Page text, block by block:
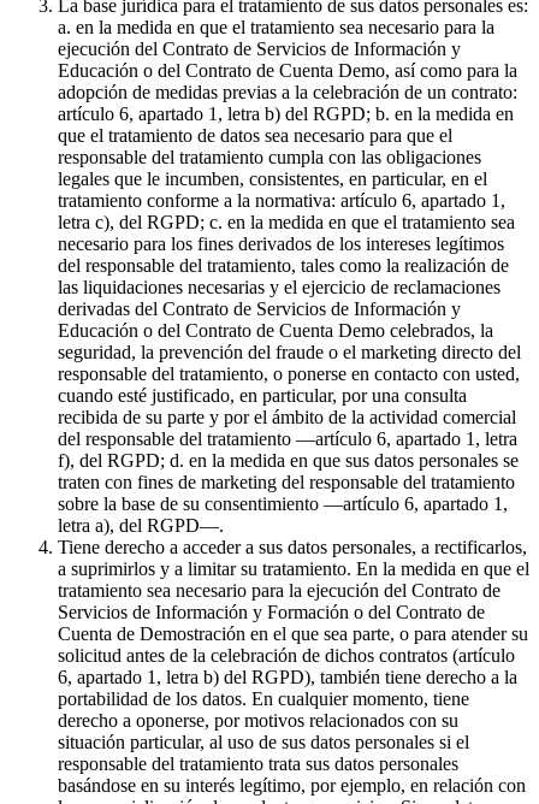
La base jurídica para el tratamiento de sus datos personales es:
a. en la medida en que el tratamiento sea necesario para la
ejecución del Contrato de Servicios de Información y
Educación o del Contrato de Cuenta Demo, así como para la
adopción de medidas previas a la celebración de un contrato:
artículo 6, apartado 1, letra b) del RGPD; b. en la medida en
que el tratamiento de datos sea necesario para que el
responsable del tratamiento cumpla con las obligaciones
legales que le incumben, consistentes, en particular, en el
tratamiento conforme a la normativa: artículo 6, apartado 1,
letra c), del RGPD; c. en la medida en que el tratamiento sea
necesario para los fines derivados de los intereses legítimos
del responsable del tratamiento, tales como la realización de
las liquidaciones necesarias y el ejercicio de reclamaciones
derivadas del Contrato de Servicios de Información y
Educación o del Contrato de Cuenta Demo celebrados, la
seguridad, la prevención del fraude o el marketing directo del
responsable del tratamiento, o ponerse en contacto con usted,
cuando esté justificado, en particular, por una consulta
recibida de su parte y por el ámbito de la actividad comercial
del responsable del tratamiento —artículo 6, apartado 1, letra
f), del RGPD; d. en la medida en que sus datos personales se
traten con fines de marketing del responsable del tratamiento
sobre la base de su consentimiento —artículo 6, apartado 1,
letra a), del RGPD—.
Tiene derecho a acceder a sus datos personales, a rectificarlos,
a suprimirlos y a limitar su tratamiento. En la medida en que el
tratamiento sea necesario para la ejecución del Contrato de
Servicios de Información y Formación o del Contrato de
Cuenta de Demostración en el que sea parte, o para atender su
solicitud antes de la celebración de dichos contratos (artículo
6, apartado 1, letra b) del RGPD), también tiene derecho a la
portabilidad de los datos. En cualquier momento, tiene
derecho a oponerse, por motivos relacionados con su
situación particular, al uso de sus datos personales si el
responsable del tratamiento trata sus datos personales
basándose en su interés legítimo, por ejemplo, en relación con